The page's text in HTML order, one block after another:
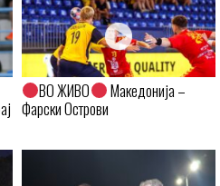
ВО ЖИВО
Македонија –
Фарски Острови